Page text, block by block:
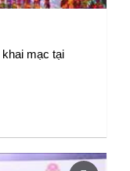
mạc tại